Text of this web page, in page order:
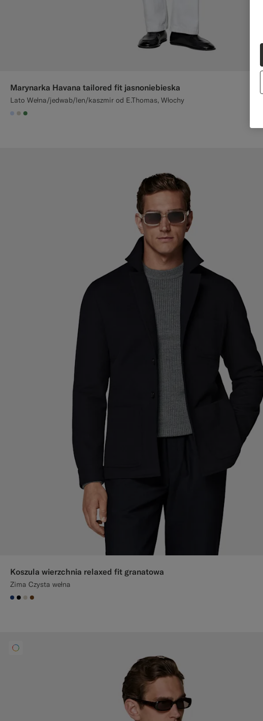
Marynarka Havana tailored fit jasnoniebieska
Lato Wełna/jedwab/len/kaszmir od E.Thomas, Włochy
#CCDCF9
#D7D1C3
#4D8C57
Koszula wierzchnia relaxed fit granatowa
Zima Czysta wełna
#1C3D7A
#000000
#D7D1C3
#76471B